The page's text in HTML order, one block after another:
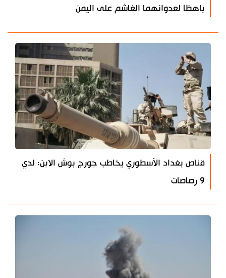
باهظا لعدوانهما الغاشم على اليمن
قناص بغداد الأسطوري يخاطب جورج بوش الابن: لدي
9 رصاصات